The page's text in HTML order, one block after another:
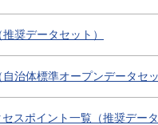
奨データセット）
治体標準オープンデータセッ
スポイント一覧（推奨データ